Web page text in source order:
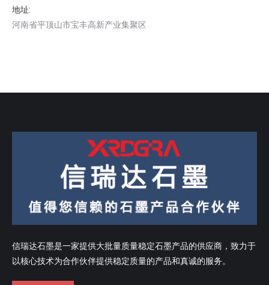
地址:
河南省平顶山市宝丰高新产业集聚区
信瑞达石墨是一家提供大批量质量稳定石墨产品的供应商，致力于
以核心技术为合作伙伴提供稳定质量的产品和真诚的服务。